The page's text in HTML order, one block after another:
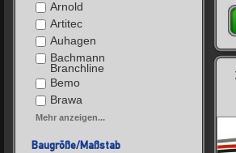
Arnold
Artitec
Auhagen
Bachmann
Branchline
Bemo
Brawa
Mehr anzeigen...
Baugröße/Maßstab